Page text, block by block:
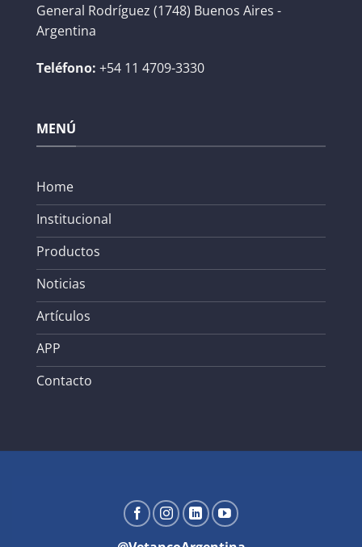
General Rodríguez (1748) Buenos Aires -
Argentina
Teléfono: +54 11 4709-3330
MENÚ
Home
Institucional
Productos
Noticias
Artículos
APP
Contacto